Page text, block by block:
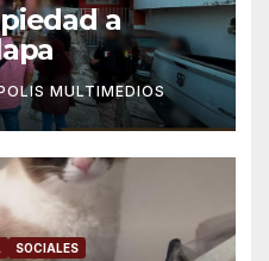
a
MULTIMEDIOS
SOCIALES